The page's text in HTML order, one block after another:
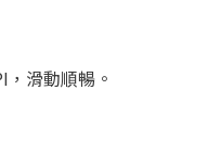
，滑動順暢。